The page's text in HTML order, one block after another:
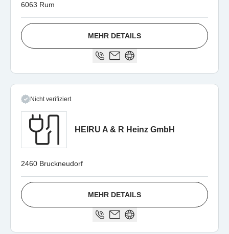
6063 Rum
MEHR DETAILS
Nicht verifiziert
HEIRU A & R Heinz GmbH
2460 Bruckneudorf
MEHR DETAILS